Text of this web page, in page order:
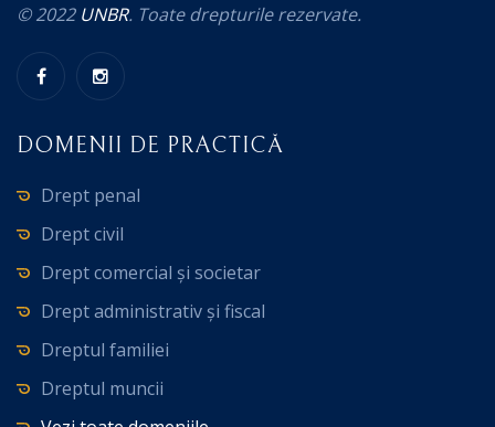
© 2022 UNBR. Toate drepturile rezervate.
DOMENII DE PRACTICĂ
Drept penal
Drept civil
Drept comercial și societar
Drept administrativ și fiscal
Dreptul familiei
Dreptul muncii